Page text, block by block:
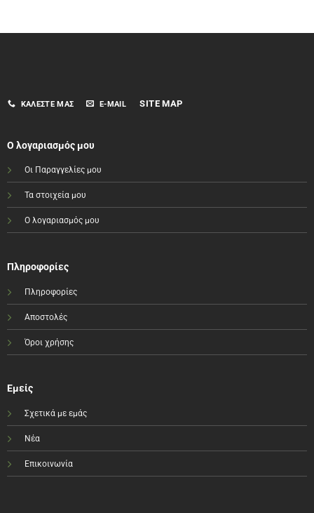
ΚΑΛΈΣΤΕ ΜΑΣ E-MAIL SITE MAP
Ο λογαριασμός μου
Οι Παραγγελίες μου
Τα στοιχεία μου
Ο λογαριασμός μου
Πληροφορίες
Πληροφορίες
Αποστολές
Όροι χρήσης
Εμείς
Σχετικά με εμάς
Νέα
Επικοινωνία